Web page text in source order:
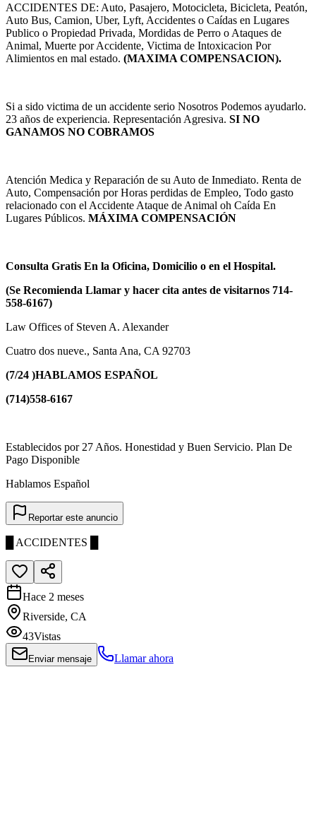
ACCIDENTES DE: Auto, Pasajero, Motocicleta, Bicicleta, Peatón,
Auto Bus, Camion, Uber, Lyft, Accidentes o Caídas en Lugares
Publico o Propiedad Privada, Mordidas de Perro o Ataques de
Animal, Muerte por Accidente, Victima de Intoxicacion Por
Alimientos en mal estado. (MAXIMA COMPENSACION).
Si a sido victima de un accidente serio Nosotros Podemos ayudarlo.
23 años de experiencia. Representación Agresiva. SI NO
GANAMOS NO COBRAMOS
Atención Medica y Reparación de su Auto de Inmediato. Renta de
Auto, Compensación por Horas perdidas de Empleo, Todo gasto
relacionado con el Accidente Ataque de Animal oh Caída En
Lugares Públicos. MÁXIMA COMPENSACIÓN
Consulta Gratis En la Oficina, Domicilio o en el Hospital.
(Se Recomienda Llamar y hacer cita antes de visitarnos 714-
558-6167)
Law Offices of Steven A. Alexander
Cuatro dos nueve., Santa Ana, CA 92703
(7/24 )HABLAMOS ESPAÑOL
(714)558-6167
Establecidos por 27 Años. Honestidad y Buen Servicio. Plan De
Pago Disponible
Hablamos Español
Reportar este anuncio
█ ACCIDENTES █
Hace 2 meses
Riverside, CA
43Vistas
Enviar mensaje Llamar ahora